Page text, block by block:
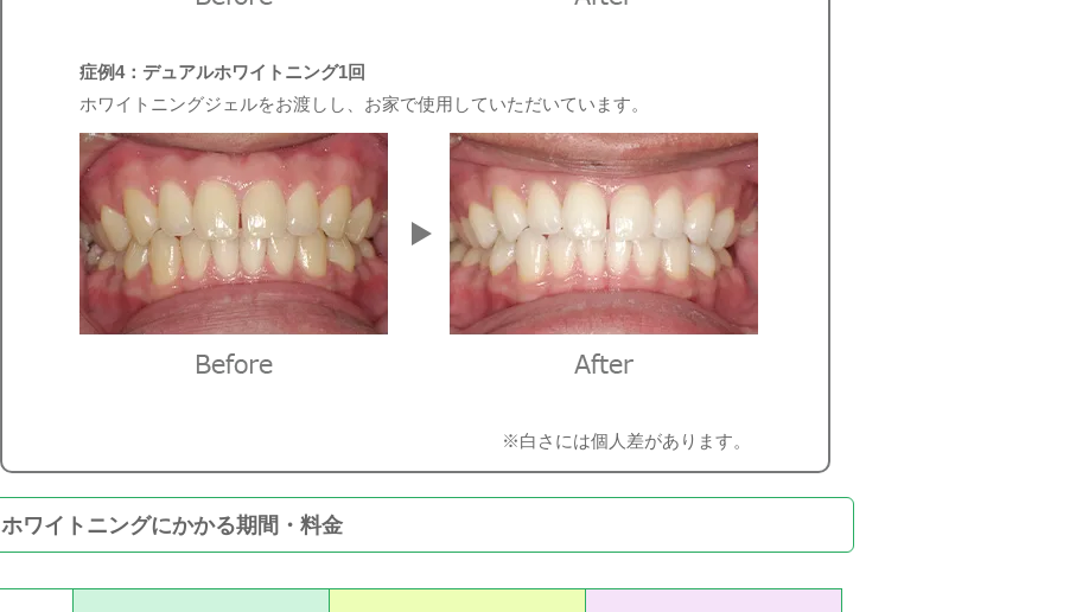
症例4：デュアルホワイトニング1回
ホワイトニングジェルをお渡しし、お家で使用していただいています。
※白さには個人差があります。
ホワイトニングにかかる期間・料金